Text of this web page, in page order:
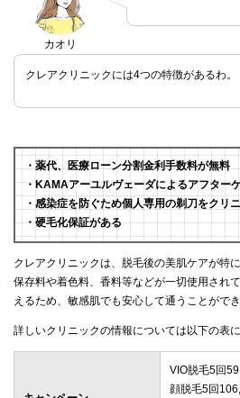
カオリ
クレアクリニックには4つの特徴があるわ。
・薬代、医療ローン分割金利手数料が無料
・KAMAアーユルヴェーダによるアフター
・感染症を防ぐため個人専用の剃刀をクリ
・硬毛化保証がある
クレアクリニックは、脱毛後の美肌ケアが特
保存料や着色料、香料等などが一切使用され
えるため、敏感肌でも安心して通うことができ
詳しいクリニックの情報については以下の表に
VIO脱毛5回
顔脱毛5回